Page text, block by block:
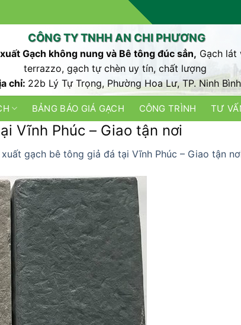
CÔNG TY TNHH AN CHI PHƯƠNG
Gạch không nung và Bê tông đúc sẳn, Gạch lát
terrazzo, gạch tự chèn uy tín, chất lượng
chỉ: 22b Lý Tự Trọng, Phường Hoa Lư, TP. Ninh Bình
BẢNG BÁO GIÁ GẠCH CÔNG TRÌNH TƯ
Vĩnh Phúc – Giao tận nơi
xuất gạch bê tông giả đá tại Vĩnh Phúc – Giao tận